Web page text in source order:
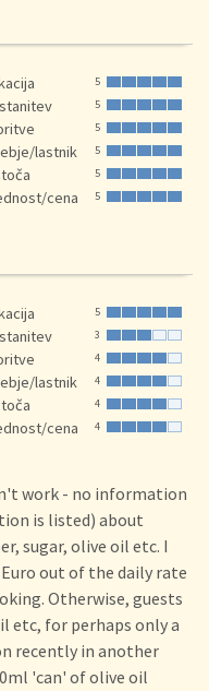
5
5
5
lastnik 5
5
cena 5
5
3
4
lastnik 4
4
cena 4
work - no information
is listed) about
sugar, olive oil etc. I
out of the daily rate
Otherwise, guests
etc, for perhaps only a
recently in another
'can' of olive oil